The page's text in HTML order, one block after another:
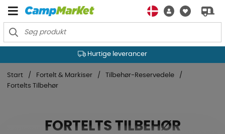
Hurtige leverancer
Start Fortelt & Markiser
Tilbehør-Reservedele
Fortelts Tilbehør
FORTELTS TILBEHØR